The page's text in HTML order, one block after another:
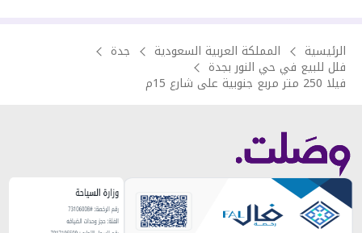
الرئيسية المملكة العربية السعودية جدة
فلل للبيع في حي النور بجدة
فيلا 250 متر مربع جنوبية على شارع 15م